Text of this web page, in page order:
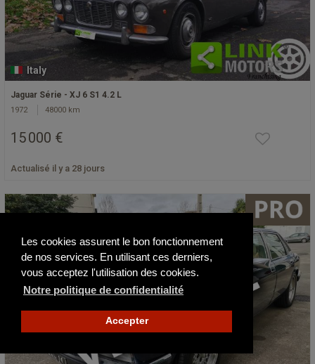
Les cookies assurent le bon fonctionnement
de nos services. En utilisant ces derniers,
vous acceptez l'utilisation des cookies.
Notre politique de confidentialité
Accepter
Italy
Jaguar Série - XJ 6 S1 4.2 L
1972 48000 km
15 000 €
Actualisé il y a 28 jours